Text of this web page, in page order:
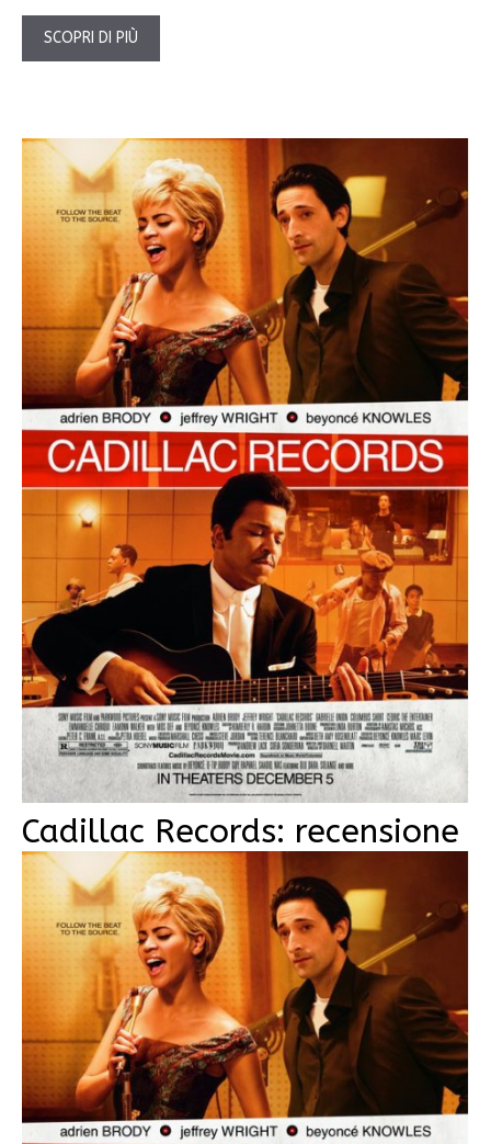
SCOPRI DI PIÙ
Cadillac Records: recensione